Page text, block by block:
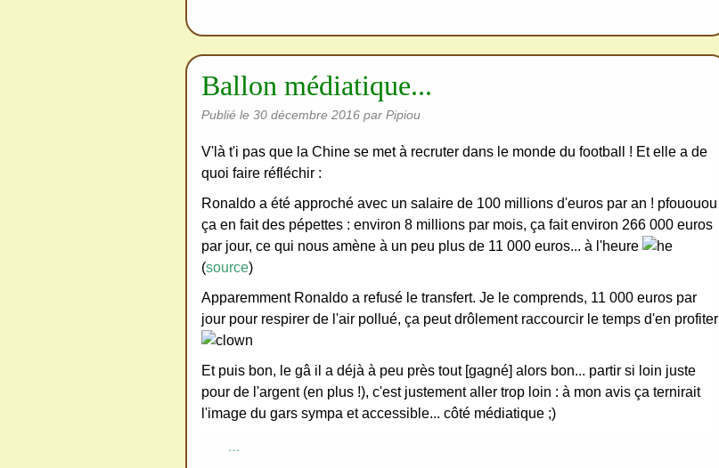
Ballon médiatique...
Publié le 30 décembre 2016 par Pipiou
V'là t'i pas que la Chine se met à recruter dans le monde du football ! Et elle a de
quoi faire réfléchir :
Ronaldo a été approché avec un salaire de 100 millions d'euros par an ! pfououou
ça en fait des pépettes : environ 8 millions par mois, ça fait environ 266 000 euros
par jour, ce qui nous amène à un peu plus de 11 000 euros... à l'heure
(source)
Apparemment Ronaldo a refusé le transfert. Je le comprends, 11 000 euros par
jour pour respirer de l'air pollué, ça peut drôlement raccourcir le temps d'en profiter
Et puis bon, le gâ il a déjà à peu près tout [gagné] alors bon... partir si loin juste
pour de l'argent (en plus !), c'est justement aller trop loin : à mon avis ça ternirait
l'image du gars sympa et accessible... côté médiatique ;)
…